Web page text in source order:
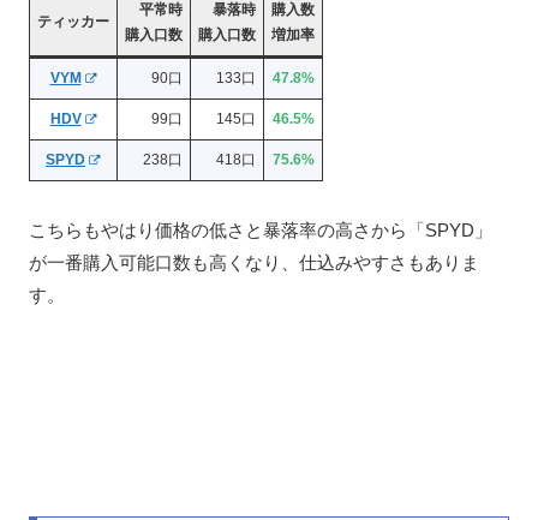
ティッカー
平常時
購入口数
暴落時
購入口数
購入数
増加率
VYM 90口 133口 47.8%
HDV 99口 145口 46.5%
SPYD 238口 418口 75.6%
こちらもやはり価格の低さと暴落率の高さから「SPYD」
が一番購入可能口数も高くなり、仕込みやすさもありま
す。